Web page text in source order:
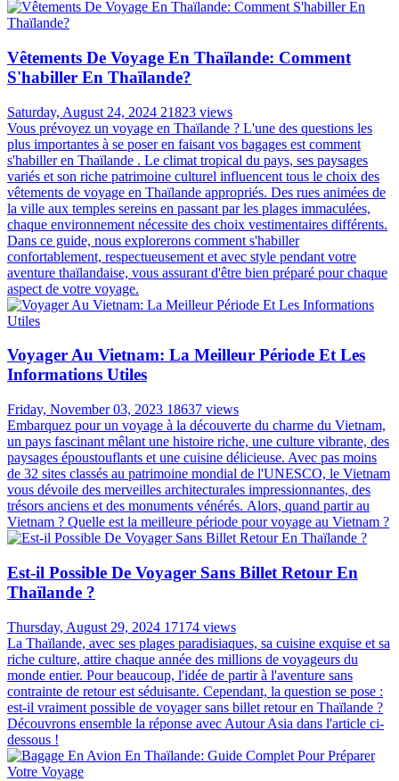
Vêtements De Voyage En Thaïlande: Comment
S'habiller En Thaïlande?
Saturday, August 24, 2024 21823 views
Vous prévoyez un voyage en Thaïlande ? L'une des questions les
plus importantes à se poser en faisant vos bagages est comment
s'habiller en Thaïlande . Le climat tropical du pays, ses paysages
variés et son riche patrimoine culturel influencent tous le choix des
vêtements de voyage en Thaïlande appropriés. Des rues animées de
la ville aux temples sereins en passant par les plages immaculées,
chaque environnement nécessite des choix vestimentaires différents.
Dans ce guide, nous explorerons comment s'habiller
confortablement, respectueusement et avec style pendant votre
aventure thaïlandaise, vous assurant d'être bien préparé pour chaque
aspect de votre voyage.
Voyager Au Vietnam: La Meilleur Période Et Les
Informations Utiles
Friday, November 03, 2023 18637 views
Embarquez pour un voyage à la découverte du charme du Vietnam,
un pays fascinant mêlant une histoire riche, une culture vibrante, des
paysages époustouflants et une cuisine délicieuse. Avec pas moins
de 32 sites classés au patrimoine mondial de l'UNESCO, le Vietnam
vous dévoile des merveilles architecturales impressionnantes, des
trésors anciens et des monuments vénérés. Alors, quand partir au
Vietnam ? Quelle est la meilleure période pour voyage au Vietnam ?
Est-il Possible De Voyager Sans Billet Retour En
Thaïlande ?
Thursday, August 29, 2024 17174 views
La Thaïlande, avec ses plages paradisiaques, sa cuisine exquise et sa
riche culture, attire chaque année des millions de voyageurs du
monde entier. Pour beaucoup, l'idée de partir à l'aventure sans
contrainte de retour est séduisante. Cependant, la question se pose :
est-il vraiment possible de voyager sans billet retour en Thaïlande ?
Découvrons ensemble la réponse avec Autour Asia dans l'article ci-
dessous !